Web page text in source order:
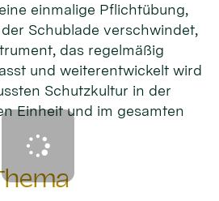
einmalige Pflichtübung,
Schublade verschwindet,
das regelmäßig
und weiterentwickelt wird
Schutzkultur in der
Einheit und im gesamten